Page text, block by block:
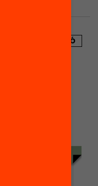
PUBLICACIÓ